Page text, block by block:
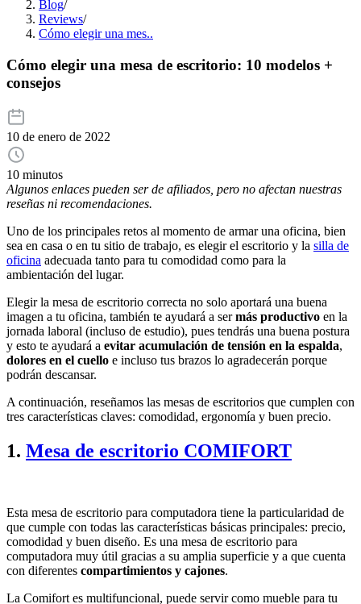
Blog/
Reviews/
Cómo elegir una mes..
Cómo elegir una mesa de escritorio: 10 modelos +
consejos
10 de enero de 2022
10 minutos
Algunos enlaces pueden ser de afiliados, pero no afectan nuestras
reseñas ni recomendaciones.
Uno de los principales retos al momento de armar una oficina, bien
sea en casa o en tu sitio de trabajo, es elegir el escritorio y la silla de
oficina adecuada tanto para tu comodidad como para la
ambientación del lugar.
Elegir la mesa de escritorio correcta no solo aportará una buena
imagen a tu oficina, también te ayudará a sermás productivo en la
jornada laboral (incluso de estudio), pues tendrás una buena postura
y esto te ayudará a evitar acumulación de tensión en la espalda,
dolores en el cuello e incluso tus brazos lo agradecerán porque
podrán descansar.
A continuación, reseñamos las mesas de escritorios que cumplen con
tres características claves: comodidad, ergonomía y buen precio.
1. Mesa de escritorio COMIFORT
Esta mesa de escritorio para computadora tiene la particularidad de
que cumple con todas las características básicas principales: precio,
comodidad y buen diseño. Es una mesa de escritorio para
computadora muy útil gracias a su amplia superficie y a que cuenta
con diferentes compartimientos y cajones.
La Comifort es multifuncional, puede servir como mueble para tu